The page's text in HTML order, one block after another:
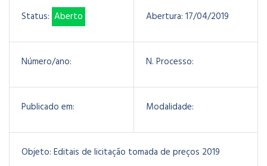
Status: Aberto Abertura: 17/04/2019
Número/ano: N. Processo:
Publicado em: Modalidade:
Objeto: Editais de licitação tomada de preços 2019